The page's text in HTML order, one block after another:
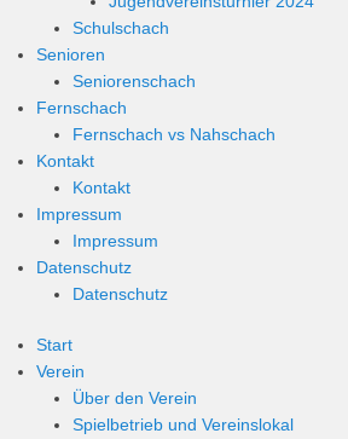
Schulschach
Senioren
Seniorenschach
Fernschach
Fernschach vs Nahschach
Kontakt
Kontakt
Impressum
Impressum
Datenschutz
Datenschutz
Start
Verein
Über den Verein
Spielbetrieb und Vereinslokal